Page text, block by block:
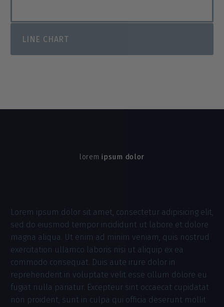
LINE CHART
lorem ipsum dolor
Lorem ipsum dolor sit amet, consectetur adipisicing elit,
sed do eiusmod tempor incididunt ut labore et dolore
magna aliqua. Ut enim ad minim veniam, quis nostrud
exercitation ullamco laboris nisi ut aliquip ex ea
commodo consequat. Duis aute irure dolor in
reprehenderit in voluptate velit esse cillum dolore eu
fugiat nulla pariatur. Excepteur sint occaecat cupidatat
non proident, sunt in culpa qui officia deserunt mollit